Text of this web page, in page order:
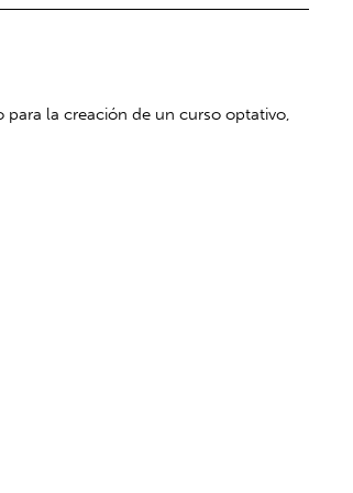
la creación de un curso optativo,